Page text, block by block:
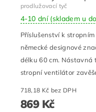
prodlužovací tyč
4-10 dní (skladem u
Příslušenství k
německé designové
délku 60 cm. Nástavná
stropní ventilátor
718,18 Kč bez DPH
869 Kč